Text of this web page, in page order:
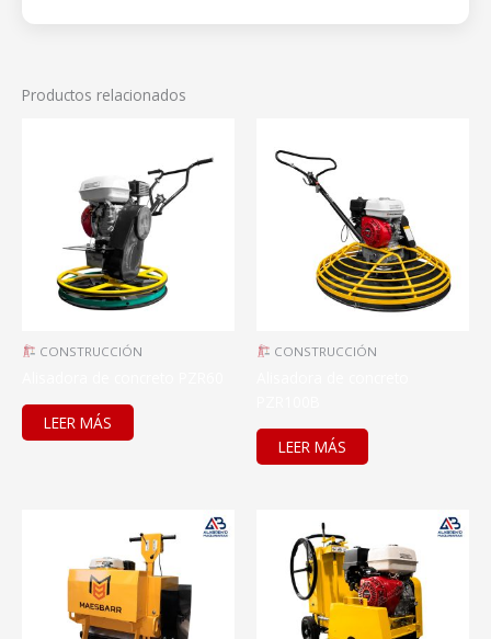
Productos relacionados
CONSTRUCCIÓN
LEER MÁS
CONSTRUCCIÓN
LEER MÁS